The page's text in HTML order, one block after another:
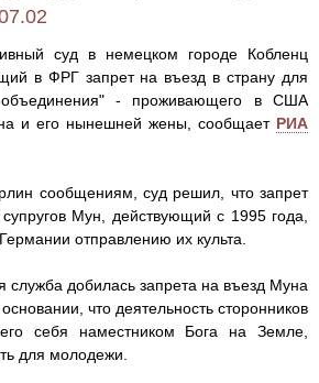
суд в немецком городе Кобленц
в ФРГ запрет на въезд в страну для
объединения" - проживающего в США
и его нынешней жены, сообщает РИА
сообщениям, суд решил, что запрет
Мун, действующий с 1995 года,
отправлению их культа.
служба добилась запрета на въезд Муна
что деятельность сторонников
себя наместником Бога на Земле,
для молодежи.